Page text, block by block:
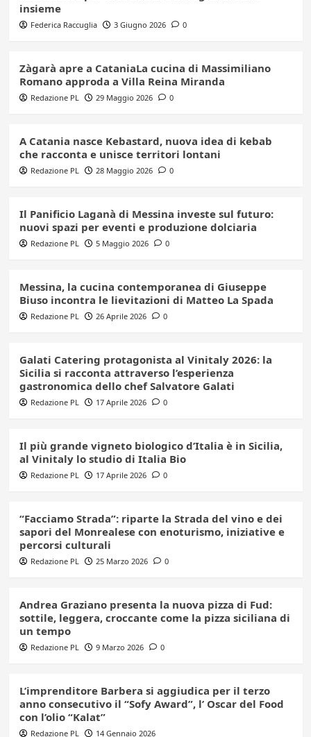
insieme
Federica Raccuglia 3 Giugno 2026 0
Zàgarà apre a CataniaLa cucina di Massimiliano
Romano approda a Villa Reina Miranda
Redazione PL 29 Maggio 2026 0
A Catania nasce Kebastard, nuova idea di kebab
che racconta e unisce territori lontani
Redazione PL 28 Maggio 2026 0
Il Panificio Laganà di Messina investe sul futuro:
nuovi spazi per eventi e produzione dolciaria
Redazione PL 5 Maggio 2026 0
Messina, la cucina contemporanea di Giuseppe
Biuso incontra le lievitazioni di Matteo La Spada
Redazione PL 26 Aprile 2026 0
Galati Catering protagonista al Vinitaly 2026: la
Sicilia si racconta attraverso l’esperienza
gastronomica dello chef Salvatore Galati
Redazione PL 17 Aprile 2026 0
Il più grande vigneto biologico d’Italia è in Sicilia,
al Vinitaly lo studio di Italia Bio
Redazione PL 17 Aprile 2026 0
“Facciamo Strada”: riparte la Strada del vino e dei
sapori del Monrealese con enoturismo, iniziative e
percorsi culturali
Redazione PL 25 Marzo 2026 0
Andrea Graziano presenta la nuova pizza di Fud:
sottile, leggera, croccante come la pizza siciliana di
un tempo
Redazione PL 9 Marzo 2026 0
L’imprenditore Barbera si aggiudica per il terzo
anno consecutivo il “Sofy Award”, l’ Oscar del Food
con l’olio “Kalat”
Redazione PL 14 Gennaio 2026